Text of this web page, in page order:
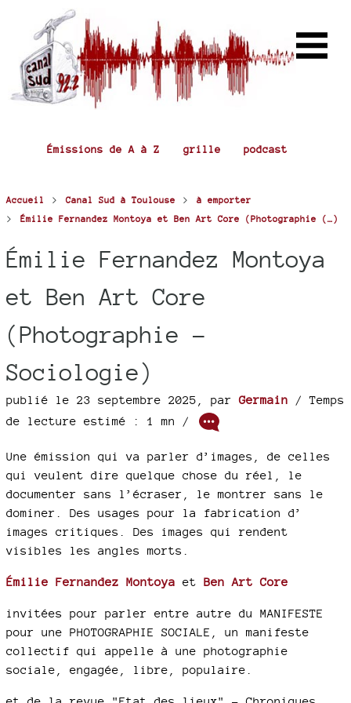
Émissions de A à Z grille podcast
Accueil > Canal Sud à Toulouse > à emporter
> Émilie Fernandez Montoya et Ben Art Core (Photographie (…)
Émilie Fernandez Montoya
et Ben Art Core
(Photographie -
Sociologie)
publié le 23 septembre 2025 parGermain / Temps
de lecture estimé : 1 mn /
Une émission qui va parler d’images, de celles
qui veulent dire quelque chose du réel, le
documenter sans l’écraser, le montrer sans le
dominer. Des usages pour la fabrication d’
images critiques. Des images qui rendent
visibles les angles morts.
Émilie Fernandez Montoya et Ben Art Core
invitées pour parler entre autre du MANIFESTE
pour une PHOTOGRAPHIE SOCIALE, un manifeste
collectif qui appelle à une photographie
sociale, engagée, libre, populaire.